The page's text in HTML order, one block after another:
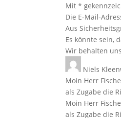
Mit *
Die E-Mail-
Aus
Es könnte sein,
Wir behalten
Niels
Moin Herr
als Zugabe die
Moin Herr
als Zugabe die